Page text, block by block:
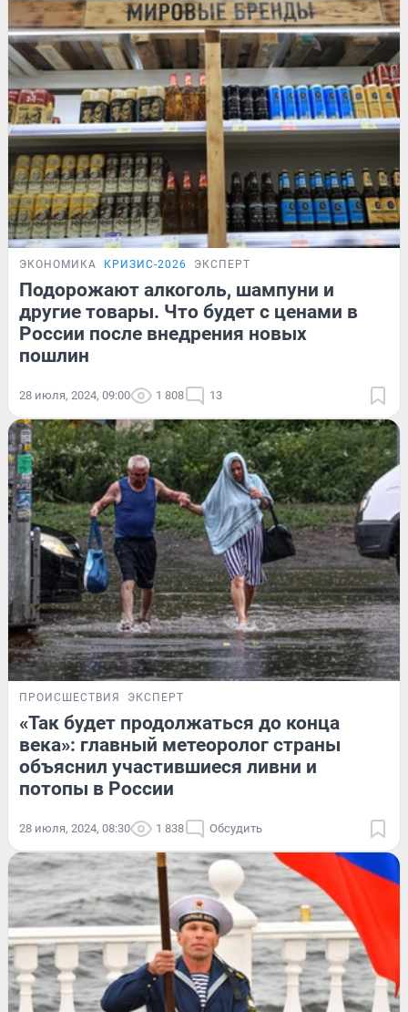
ЭКОНОМИКА КРИЗИС-2026 ЭКСПЕРТ
Подорожают алкоголь, шампуни и
другие товары. Что будет с ценами в
России после внедрения новых
пошлин
28 июля, 2024, 09:00 1 808 13
ПРОИСШЕСТВИЯ ЭКСПЕРТ
«Так будет продолжаться до конца
века»: главный метеоролог страны
объяснил участившиеся ливни и
потопы в России
28 июля, 2024, 08:30 1 838 Обсудить